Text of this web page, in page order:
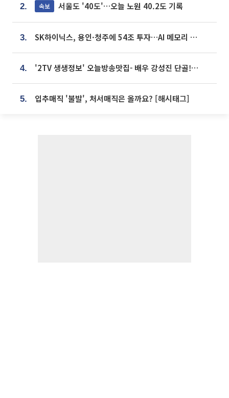
2. 속보 서울도 '40도'…오늘 노원 40.2도 기록
3. SK하이닉스, 용인·청주에 54조 투자…AI 메모리 생산기지 키운다
4. '2TV 생생정보' 오늘방송맛집- 배우 강성진 단골! 쌀국수ㆍ푸팟퐁 커리 맛집 '블○○○'
5. 입추매직 '불발', 처서매직은 올까요? [해시태그]